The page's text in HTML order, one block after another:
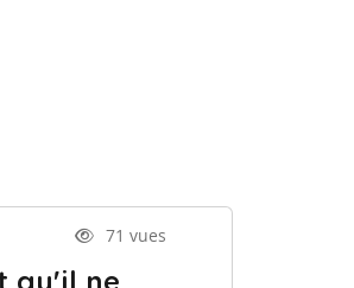
71 vues